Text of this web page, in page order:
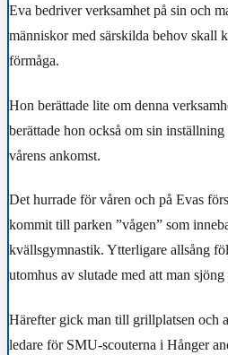
Eva bedriver verksamhet på sin och
människor med särskilda behov skall
förmåga.
Hon berättade lite om denna
berättade hon också om sin
vårens ankomst.
Det hurrade för våren och på Evas
kommit till parken ”vågen” som
kvällsgymnastik. Ytterligare allsång
utomhus av slutade med att man
Härefter gick man till grillplatsen och
ledare för SMU-scouterna i Hånger